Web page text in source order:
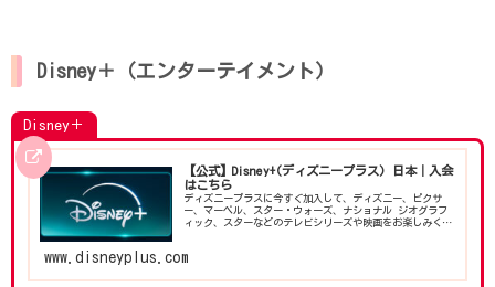
Disney＋（エンターテイメント）
Disney＋
【公式】Disney+(ディズニープラス) 日本｜入会
はこちら
ディズニープラスに今すぐ加入して、ディズニー、ピクサ
ー、マーベル、スター・ウォーズ、ナショナル ジオグラフ
ィック、スターなどのテレビシリーズや映画をお楽しみくだ
www.disneyplus.com